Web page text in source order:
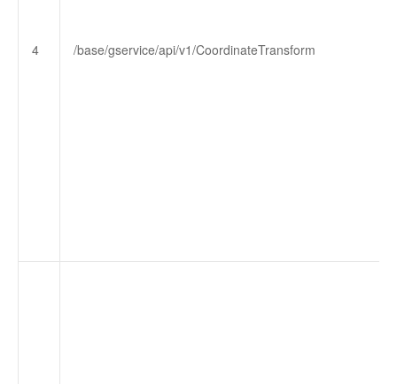
4 /base/gservice/api/v1/CoordinateTransform